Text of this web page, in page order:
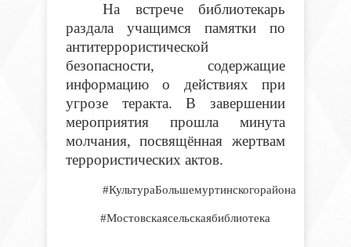
На встрече библиотекарь
раздала учащимся памятки по
антитеррористической
безопасности, содержащие
информацию о действиях при
угрозе теракта. В завершении
мероприятия прошла минута
молчания, посвящённая жертвам
террористических актов.
#КультураБольшемуртинскогорайона
#Мостовскаясельскаябиблиотека